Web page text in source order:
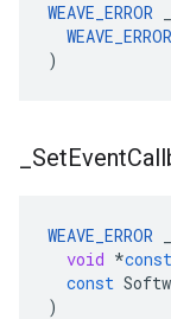
WEAVE_ERROR
WEAVE_ERROR
)
SetEvent
WEAVE_ERROR
void *const
const
)